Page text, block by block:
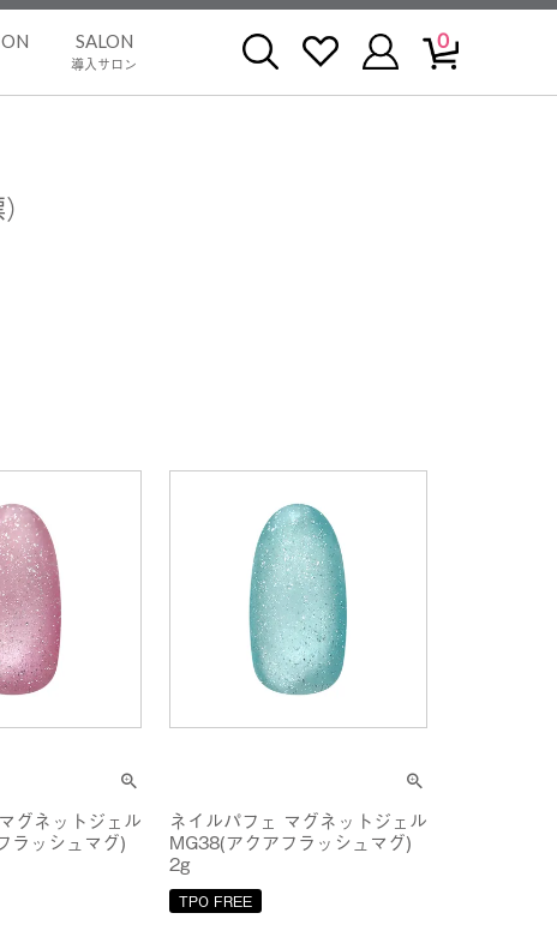
SALON
導入サロン
0
グネットジェル
ラッシュマグ)
ネイルパフェ マグネットジェル
MG38(アクアフラッシュマグ)
2g
TPO FREE